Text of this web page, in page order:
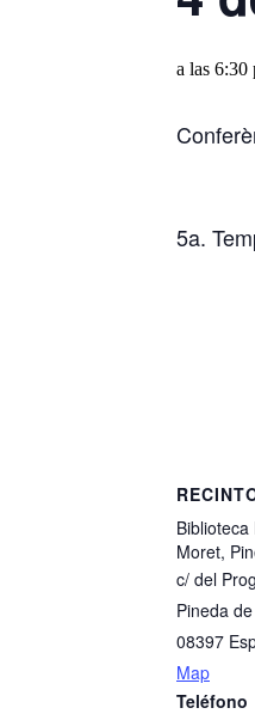
a las 6:30
5a.
Moret,
c/ del
Pineda
08397
Map
Teléfono